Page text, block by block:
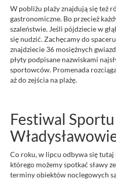
W pobliżu plaży znajdują się też
gastronomiczne. Bo przecież
szaleństwie. Jeśli pójdziecie w
się nudzić. Zachęcamy do
znajdziecie 36 mosiężnych
płyty podpisane nazwiskami
sportowców. Promenada
aż do zejścia na plażę.
Festiwal
Co roku, w lipcu odbywa się tutaj
którego możemy spotkać sławy
terminy obiektów noclegowych